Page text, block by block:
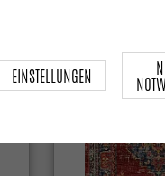
EINSTELLUNGEN